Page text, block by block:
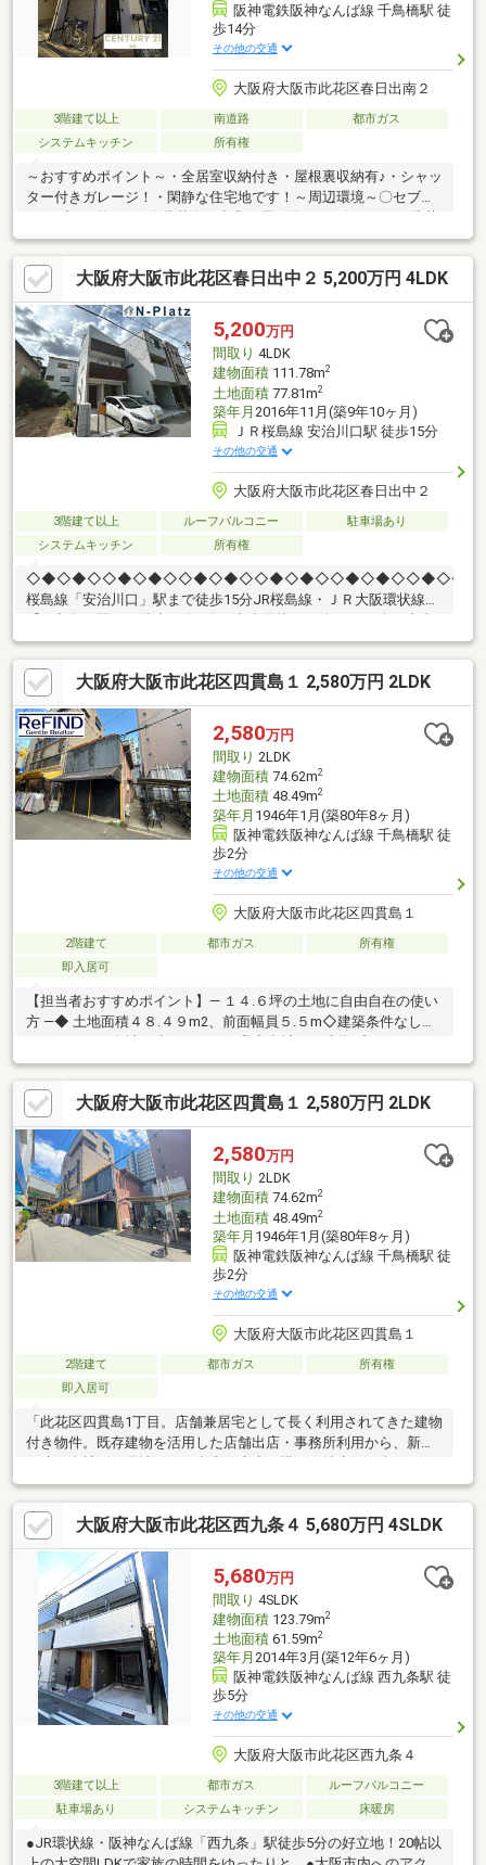
阪神電鉄阪神なんば線 千鳥橋駅 徒
歩14分
その他の交通
大阪府大阪市此花区春日出南２
3階建て以上 南道路
都市ガス
システムキッチン
所有権
～おすすめポイント～・全居室収納付き・屋根裏収納有♪・シャッ
ター付きガレージ！・閑静な住宅地です！～周辺環境～〇セブン
イレブン 約400ｍ〇此花春日出郵便局 約450ｍ〇ラ・ムー此花
店 約550ｍ〇セリア西九条春日出店 約600ｍ▼物件のことは勿
論、住宅ローン・資金のご相談をしたいという方も大歓迎です
◎▼リフォーム・不動産に関するお悩み等、なんでもお気軽にお
問い合わせください▼おうち探しの「最大のコツ」は、まず「見
学すること」から初めの一歩を踏み出してみませんか？※他社様
の掲載中の物件もご紹介可能ですのでお気軽にお問い合わせくだ
さい！
大阪府大阪市此花区春日出中２ 5,200万円 4LDK
5,200万円
間取り 4LDK
建物面積111.78m2
土地面積77.81m2
築年月 2016年11月(築9年10ヶ月)
ＪＲ桜島線 安治川口駅 徒歩15分
その他の交通
大阪府大阪市此花区春日出中２
3階建て以上 ルーフバルコニー
駐車場あり
システムキッチン
所有権
桜島線「安治川口」駅まで徒歩15分JR桜島線・ＪＲ大阪環状線
学校まで約1180ｍ■周辺施設デイリーヤマザキ 此花春日出店まで
約140ｍスーパーサンコー此花店まで約890ｍエコール・高見プラ
ザまで約2000ｍ大阪市此花区役所まで約550ｍ◎見学カレンダー
から予約できます◎赤い見学ボタンをクリック♪お電話でのお問い
合わせもお待ちしております！
大阪府大阪市此花区四貫島１ 2,580万円 2LDK
2,580万円
間取り 2LDK
建物面積74.62m2
土地面積48.49m2
築年月 1946年1月(築80年8ヶ月)
阪神電鉄阪神なんば線 千鳥橋駅 徒
歩2分
その他の交通
大阪府大阪市此花区四貫島１
2階建て 都市ガス
所有権
即入居可
【担当者おすすめポイント】― １４.６坪の土地に自由自在の使い
方 ―◆ 土地面積４８.４９m2、前面幅員５.５m◇建築条件なしの
ためお好きな会社で建てられます◎◆当社でも建物プランありま
す！◇四貫島小学校徒歩３分・阪南中学校徒歩１７分の立地！通
勤・通学・買い物すべてが徒歩圏内で完結する、生活利便性の高
い立地。法人様・飲食テナント・ファミリー世帯すべての層にお
すすの物件です！
大阪府大阪市此花区四貫島１ 2,580万円 2LDK
2,580万円
間取り 2LDK
建物面積74.62m2
土地面積48.49m2
築年月 1946年1月(築80年8ヶ月)
阪神電鉄阪神なんば線 千鳥橋駅 徒
歩2分
その他の交通
大阪府大阪市此花区四貫島１
2階建て 都市ガス
所有権
即入居可
「此花区四貫島1丁目。店舗兼居宅として長く利用されてきた建物
付き物件。既存建物を活用した店舗出店・事務所利用から、新築
す。」此花区四貫島1丁目、店舗兼居宅として活用されてきた希少
な一棟物件。土地48.49㎡・建物74.62㎡、昭和21年築の建物には
歴史と趣があり、現状を活かした店舗・事務所利用やリノベーシ
ョンによる再生、新築戸建用地、自社ビル用地など、購入者様の
アイデア次第で多彩な可能性が広がります。四貫島エリアの利便
性を活かし、住まいと事業を融合した拠点づくりや、将来を見据
えた資産活用にもおすすめの物件です。
大阪府大阪市此花区西九条４ 5,680万円 4SLDK
5,680万円
間取り 4SLDK
建物面積123.79m2
土地面積61.59m2
築年月 2014年3月(築12年6ヶ月)
阪神電鉄阪神なんば線 西九条駅 徒
歩5分
その他の交通
大阪府大阪市此花区西九条４
3階建て以上 都市ガス
ルーフバルコニー
駐車場あり
システムキッチン 床暖房
●JR環状線・阪神なんば線「西九条」駅徒歩5分の好立地！20帖以